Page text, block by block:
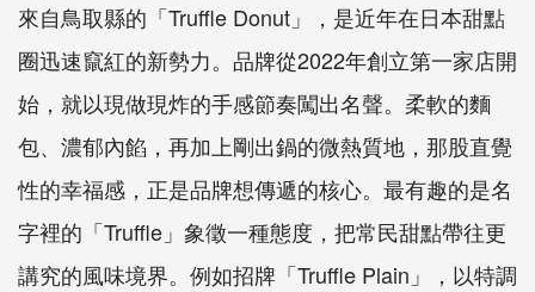
來自鳥取縣的「Truffle Donut」，是近年在日本甜點
圈迅速竄紅的新勢力。品牌從2022年創立第一家店開
始，就以現做現炸的手感節奏闖出名聲。柔軟的麵
包、濃郁內餡，再加上剛出鍋的微熱質地，那股直覺
性的幸福感，正是品牌想傳遞的核心。最有趣的是名
字裡的「Truffle」象徵一種態度，把常民甜點帶往更
講究的風味境界。例如招牌「Truffle Plain」，以特調